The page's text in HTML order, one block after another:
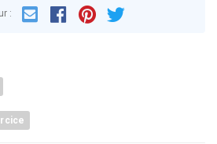
: EmailFacebook
Pinterest